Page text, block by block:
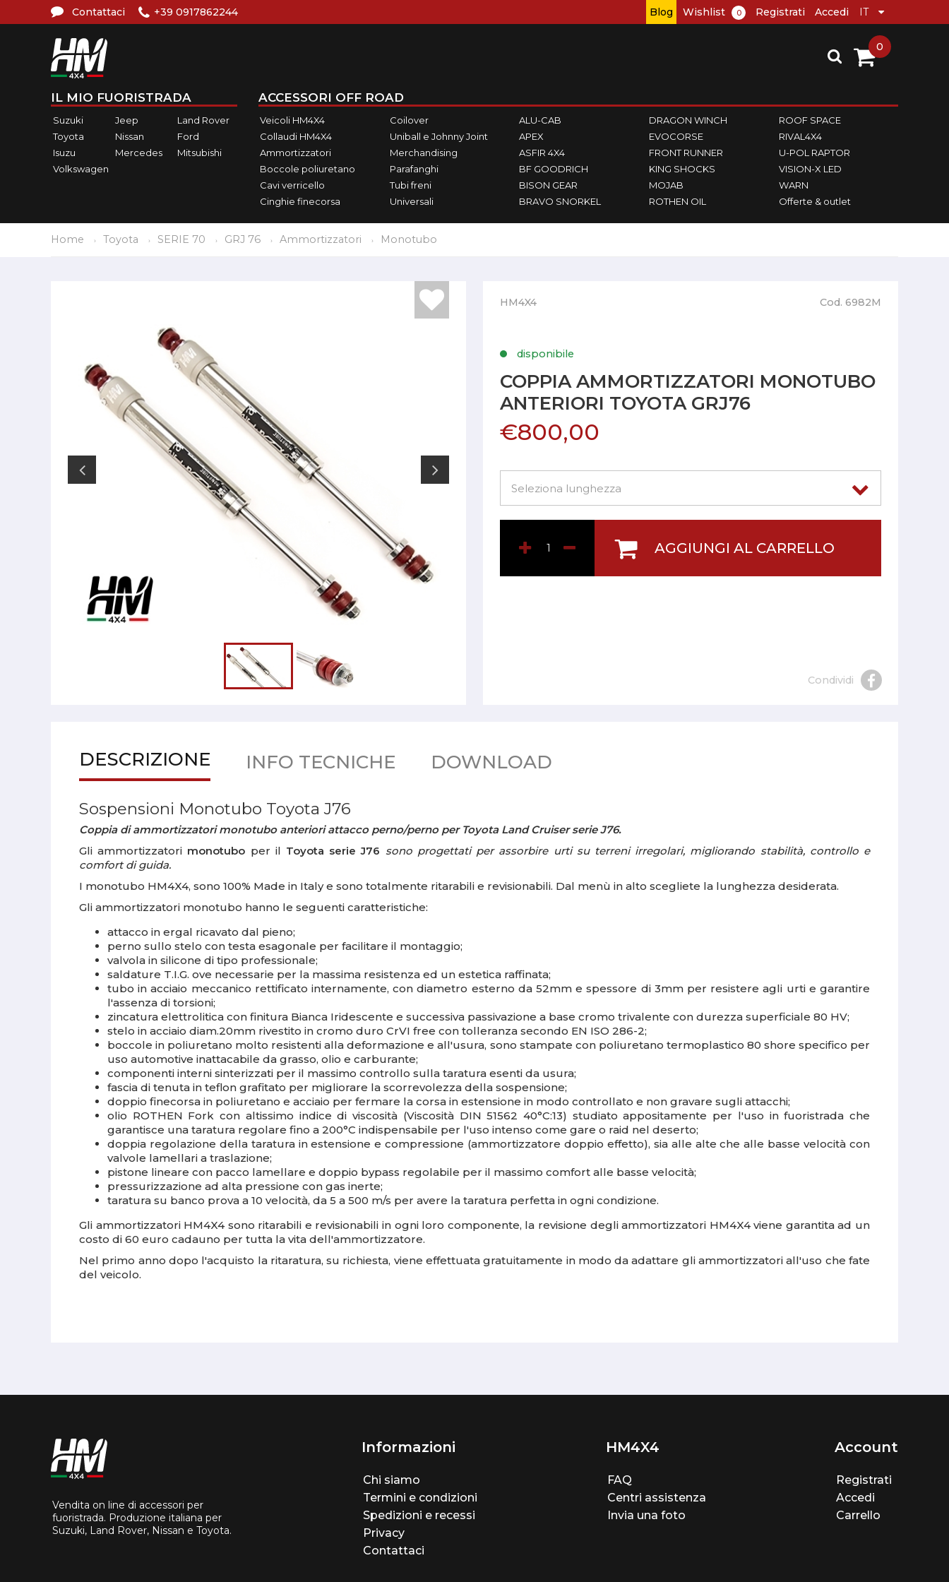
Contattaci +39 0917862244 Blog Wishlist 0 Registrati Accedi
IL MIO FUORISTRADA
Suzuki Jeep
Land Rover
Toyota
Nissan
Ford
Isuzu
Mercedes
Mitsubishi
Volkswagen
ACCESSORI OFF ROAD
Veicoli HM4X4
Collaudi HM4X4
Ammortizzatori
Boccole poliuretano
Cavi verricello
Cinghie finecorsa
Coilover
Uniball e Johnny Joint
Merchandising
Parafanghi
Tubi freni
Universali
ALU-CAB
APEX
ASFIR 4X4
BF GOODRICH
BISON GEAR
BRAVO SNORKEL
DRAGON WINCH
EVOCORSE
FRONT RUNNER
KING SHOCKS
MOJAB
ROTHEN OIL
ROOF SPACE
RIVAL4X4
U-POL RAPTOR
VISION-X LED
WARN
Offerte & outlet
0
Home Toyota SERIE 70 GRJ 76 Ammortizzatori Monotubo
HM4X4 Cod. 6982M
disponibile
COPPIA AMMORTIZZATORI MONOTUBO
ANTERIORI TOYOTA GRJ76
€800,00
AGGIUNGI AL CARRELLO
Condividi
DESCRIZIONE INFO TECNICHE DOWNLOAD
Sospensioni Monotubo Toyota J76
Coppia di ammortizzatori monotubo anteriori attacco perno/perno per Toyota Land Cruiser serie J76.
Gli ammortizzatori monotubo per il Toyota serie J76 sono progettati per assorbire urti su terreni irregolari, migliorando stabilità, controllo e
comfort di guida.
I monotubo HM4X4, sono 100% Made in Italy e sono totalmente ritarabili e revisionabili. Dal menù in alto scegliete la lunghezza desiderata.
Gli ammortizzatori monotubo hanno le seguenti caratteristiche:
attacco in ergal ricavato dal pieno;
perno sullo stelo con testa esagonale per facilitare il montaggio;
valvola in silicone di tipo professionale;
saldature T.I.G. ove necessarie per la massima resistenza ed un estetica raffinata;
tubo in acciaio meccanico rettificato internamente, con diametro esterno da 52mm e spessore di 3mm per resistere agli urti e garantire
l'assenza di torsioni;
zincatura elettrolitica con finitura Bianca Iridescente e successiva passivazione a base cromo trivalente con durezza superficiale 80 HV;
stelo in acciaio diam.20mm rivestito in cromo duro CrVI free con tolleranza secondo EN ISO 286-2;
boccole in poliuretano molto resistenti alla deformazione e all'usura, sono stampate con poliuretano termoplastico 80 shore specifico per
uso automotive inattacabile da grasso, olio e carburante;
componenti interni sinterizzati per il massimo controllo sulla taratura esenti da usura;
fascia di tenuta in teflon grafitato per migliorare la scorrevolezza della sospensione;
doppio finecorsa in poliuretano e acciaio per fermare la corsa in estensione in modo controllato e non gravare sugli attacchi;
olio ROTHEN Fork con altissimo indice di viscosità (Viscosità DIN 51562 40°C:13) studiato appositamente per l'uso in fuoristrada che
garantisce una taratura regolare fino a 200°C indispensabile per l'uso intenso come gare o raid nel deserto;
doppia regolazione della taratura in estensione e compressione (ammortizzatore doppio effetto), sia alle alte che alle basse velocità con
valvole lamellari a traslazione;
pistone lineare con pacco lamellare e doppio bypass regolabile per il massimo comfort alle basse velocità;
pressurizzazione ad alta pressione con gas inerte;
taratura su banco prova a 10 velocità, da 5 a 500 m/s per avere la taratura perfetta in ogni condizione.
Gli ammortizzatori HM4X4 sono ritarabili e revisionabili in ogni loro componente, la revisione degli ammortizzatori HM4X4 viene garantita ad un
costo di 60 euro cadauno per tutta la vita dell'ammortizzatore.
Nel primo anno dopo l'acquisto la ritaratura, su richiesta, viene effettuata gratuitamente in modo da adattare gli ammortizzatori all'uso che fate
del veicolo.
Vendita on line di accessori per
fuoristrada. Produzione italiana per
Suzuki, Land Rover, Nissan e Toyota.
Informazioni
Chi siamo
Termini e condizioni
Spedizioni e recessi
Privacy
Contattaci
HM4X4
FAQ
Centri assistenza
Invia una foto
Account
Registrati
Accedi
Carrello